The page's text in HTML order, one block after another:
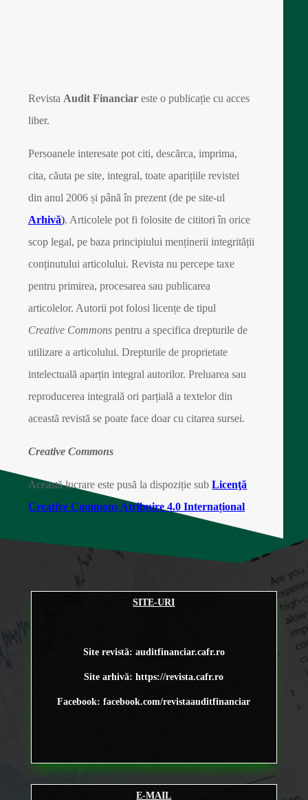
Revista Audit Financiar este o publicație cu acces
liber.
Persoanele interesate pot citi, descărca, imprima,
cita, căuta pe site, integral, toate aparițiile revistei
din anul 2006 și până în prezent (de pe site-ul
Arhivă). Articolele pot fi folosite de cititori în orice
scop legal, pe baza principiului menținerii integrității
conținutului articolului. Revista nu percepe taxe
pentru primirea, procesarea sau publicarea
articolelor. Autorii pot folosi licențe de tipul
Creative Commons pentru a specifica drepturile de
utilizare a articolului. Drepturile de proprietate
intelectuală aparțin integral autorilor. Preluarea sau
reproducerea integrală ori parțială a textelor din
această revistă se poate face doar cu citarea sursei.
Creative Commons
Această lucrare este pusă la dispoziție subLicenţă
Creative Commons Atribuire 4.0 Internațional
SITE-URI
Site revistă: auditfinanciar.cafr.ro
Site arhivă:https://revista.cafr.ro
Facebook: facebook.com/revistaauditfinanciar
E-MAIL